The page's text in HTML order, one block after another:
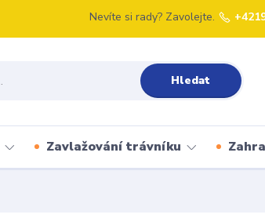
Hledat
Nevíte si rady? Zavolejte.
Zavlažování trávníku